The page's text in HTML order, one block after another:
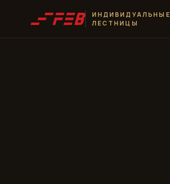
ИНДИВИДУАЛЬНЫЕ
ЛЕСТНИЦЫ